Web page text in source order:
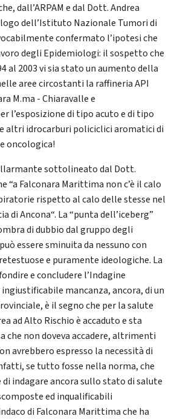
dall’ARPAM e dal Dott. Andrea
dell’Istituto Nazionale Tumori di
confermato l’ipotesi che
degli Epidemiologi: il sospetto che
al 2003 vi sia stato un aumento della
aree circostanti la raffineria API
M.ma - Chiaravalle e
l’esposizione di tipo acuto e di tipo
altri idrocarburi policiclici aromatici di
oncologica!
sottolineato dal Dott.
“a Falconara Marittima non c’è il calo
rispetto al calo delle stesse nel
di Ancona“. La “punta dell’iceberg”
di dubbio dal gruppo degli
essere sminuita da nessuno con
e puramente ideologiche. La
e concludere l’Indagine
mancanza, ancora, di un
è il segno che per la salute
ad Alto Rischio è accaduto e sta
che non doveva accadere, altrimenti
avrebbero espresso la necessità di
se tutto fosse nella norma, che
di indagare ancora sullo stato di salute
ed inqualificabili
di Falconara Marittima che ha